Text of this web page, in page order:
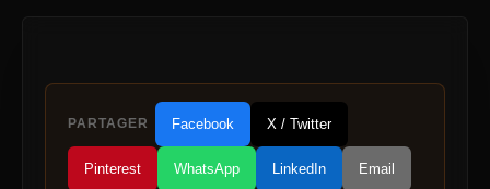
PARTAGER Facebook X / Twitter
Pinterest WhatsApp LinkedIn Email